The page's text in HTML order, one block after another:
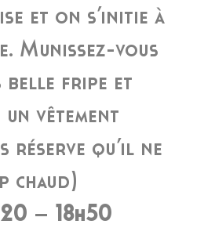
et on s’initie à
Munissez-vous
belle fripe et
vêtement
réserve qu’il ne
chaud)
– 18h50